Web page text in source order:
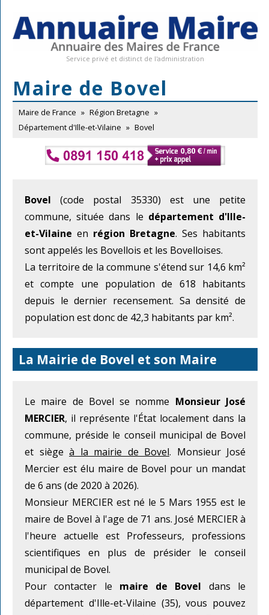
Service privé et distinct de l'administration
Maire de Bovel
Maire de France » Région Bretagne »
Département d'Ille-et-Vilaine » Bovel
Bovel (code postal 35330) est une petite
commune, située dans le département d'Ille-
et-Vilaine en région Bretagne. Ses habitants
sont appelés les Bovellois et les Bovelloises.
La territoire de la commune s'étend sur 14,6 km²
et compte une population de 618 habitants
depuis le dernier recensement. Sa densité de
population est donc de 42,3 habitants par km².
La Mairie de Bovel et son Maire
Le maire de Bovel se nomme Monsieur José
MERCIER, il représente l'État localement dans la
commune, préside le conseil municipal de Bovel
et siège à la mairie de Bovel. Monsieur José
Mercier est élu maire de Bovel pour un mandat
de 6 ans (de 2020 à 2026).
Monsieur MERCIER est né le 5 Mars 1955 est le
maire de Bovel à l'age de 71 ans. José MERCIER à
l'heure actuelle est Professeurs, professions
scientifiques en plus de présider le conseil
municipal de Bovel.
Pour contacter le maire de Bovel dans le
département d'Ille-et-Vilaine (35), vous pouvez